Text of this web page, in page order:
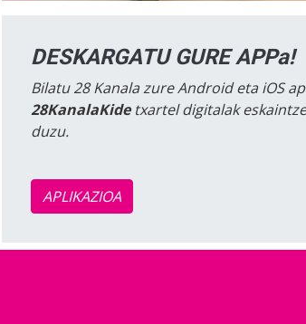
DESKARGATU GURE APPa!
Bilatu 28 Kanala zure Android eta iOS
28KanalaKidetxartel digitalak
duzu.
APLIKAZIOA